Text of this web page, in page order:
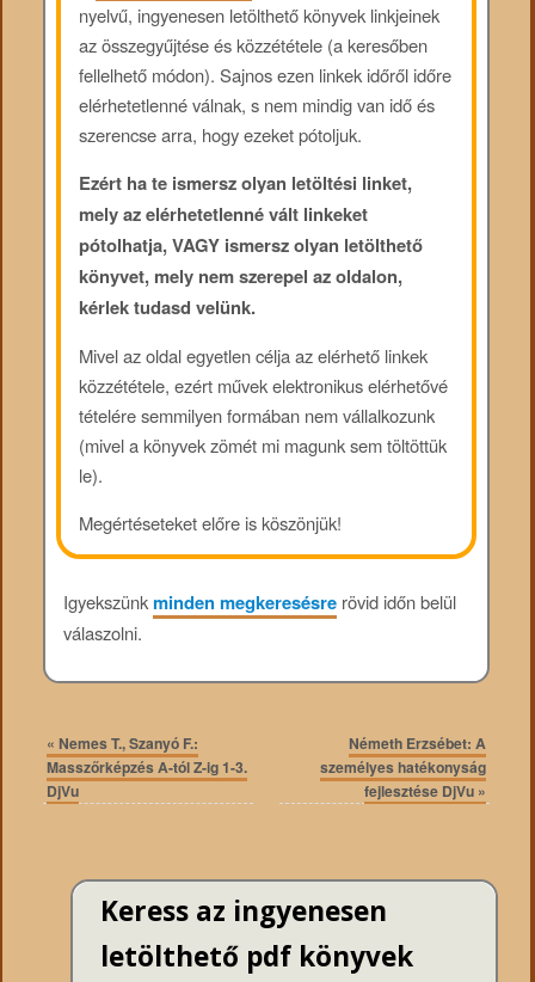
nyelvű, ingyenesen letölthető könyvek linkjeinek
az összegyűjtése és közzététele (a keresőben
fellelhető módon). Sajnos ezen linkek időről időre
elérhetetlenné válnak, s nem mindig van idő és
szerencse arra, hogy ezeket pótoljuk.
Ezért ha te ismersz olyan letöltési linket,
mely az elérhetetlenné vált linkeket
pótolhatja, VAGY ismersz olyan letölthető
könyvet, mely nem szerepel az oldalon,
kérlek tudasd velünk.
Mivel az oldal egyetlen célja az elérhető linkek
közzététele, ezért művek elektronikus elérhetővé
tételére semmilyen formában nem vállalkozunk
(mivel a könyvek zömét mi magunk sem töltöttük
le).
Megértéseteket előre is köszönjük!
Igyekszünkminden megkeresésrerövid időn belül
válaszolni.
« Nemes T., Szanyó F.:
Masszőrképzés A-tól Z-ig 1-3.
DjVu
Németh Erzsébet: A
személyes hatékonyság
fejlesztése DjVu »
Keress az ingyenesen
letölthető pdf könyvek